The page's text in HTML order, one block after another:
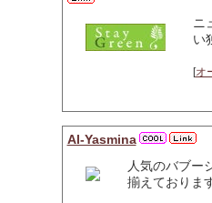
ニ
い
[オ
Al-Yasmina
人気のバブー
揃えておりま